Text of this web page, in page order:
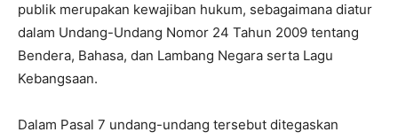
publik merupakan kewajiban hukum, sebagaimana diatur
dalam Undang-Undang Nomor 24 Tahun 2009 tentang
Bendera, Bahasa, dan Lambang Negara serta Lagu
Kebangsaan.
Dalam Pasal 7 undang-undang tersebut ditegaskan